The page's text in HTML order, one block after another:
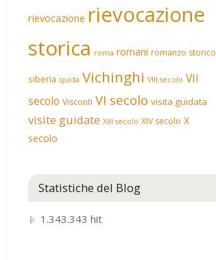
rievocazione rievocazione
storica roma romani romanzo storico
siberia spada Vichinghi VIII secolo VII
secolo Visconti VI secolo visita guidata
visite guidate XIII secolo XIV secolo X
secolo
Statistiche del Blog
1.343.343 hit